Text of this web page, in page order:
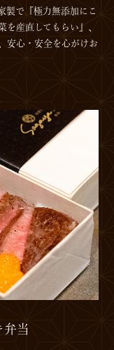
製で『極力無添加にこ
を産直してもらい』、
安心・安全を心がけお
弁当